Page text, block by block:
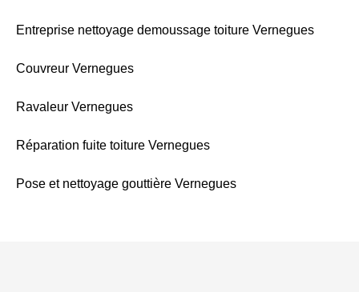
Entreprise nettoyage demoussage toiture Vernegues
Couvreur Vernegues
Ravaleur Vernegues
Réparation fuite toiture Vernegues
Pose et nettoyage gouttière Vernegues